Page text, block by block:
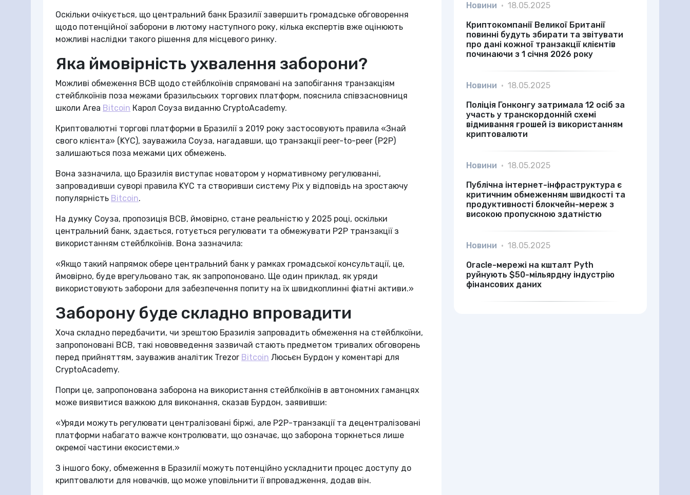
Оскільки очікується, що центральний банк Бразилії завершить громадське обговорення
щодо потенційної заборони в лютому наступного року, кілька експертів вже оцінюють
можливі наслідки такого рішення для місцевого ринку.
Яка ймовірність ухвалення заборони?
Можливі обмеження BCB щодо стейблкоїнів спрямовані на запобігання транзакціям
стейблкоїнів поза межами бразильських торгових платформ, пояснила співзасновниця
школи Area Bitcoin Карол Соуза виданню CryptoAcademy.
Криптовалютні торгові платформи в Бразилії з 2019 року застосовують правила «Знай
свого клієнта» (KYC), зауважила Соуза, нагадавши, що транзакції peer-to-peer (P2P)
залишаються поза межами цих обмежень.
Вона зазначила, що Бразилія виступає новатором у нормативному регулюванні,
запровадивши суворі правила KYC та створивши систему Pix у відповідь на зростаючу
популярність Bitcoin.
На думку Соуза, пропозиція BCB, ймовірно, стане реальністю у 2025 році, оскільки
центральний банк, здається, готується регулювати та обмежувати P2P транзакції з
використанням стейблкоїнів. Вона зазначила:
«Якщо такий напрямок обере центральний банк у рамках громадської консультації, це,
ймовірно, буде врегульовано так, як запропоновано. Ще один приклад, як уряди
використовують заборони для забезпечення попиту на їх швидкоплинні фіатні активи.»
Заборону буде складно впровадити
Хоча складно передбачити, чи зрештою Бразилія запровадить обмеження на стейблкоїни,
запропоновані BCB, такі нововведення зазвичай стають предметом тривалих обговорень
перед прийняттям, зауважив аналітик Trezor Bitcoin Люсьєн Бурдон у коментарі для
CryptoAcademy.
Попри це, запропонована заборона на використання стейблкоїнів в автономних гаманцях
може виявитися важкою для виконання, сказав Бурдон, заявивши:
«Уряди можуть регулювати централізовані біржі, але P2P-транзакції та децентралізовані
платформи набагато важче контролювати, що означає, що заборона торкнеться лише
окремої частини екосистеми.»
З іншого боку, обмеження в Бразилії можуть потенційно ускладнити процес доступу до
криптовалюти для новачків, що може уповільнити її впровадження, додав він.
Новини • 18.05.2025
Криптокомпанії Великої Британії
повинні будуть збирати та звітувати
про дані кожної транзакції клієнтів
починаючи з 1 січня 2026 року
Новини • 18.05.2025
Поліція Гонконгу затримала 12 осіб за
участь у транскордонній схемі
відмивання грошей із використанням
криптовалюти
Новини • 18.05.2025
Публічна інтернет-інфраструктура є
критичним обмеженням швидкості та
продуктивності блокчейн-мереж з
високою пропускною здатністю
Новини • 18.05.2025
Oracle-мережі на кшталт Pyth
руйнують $50-мільярдну індустрію
фінансових даних